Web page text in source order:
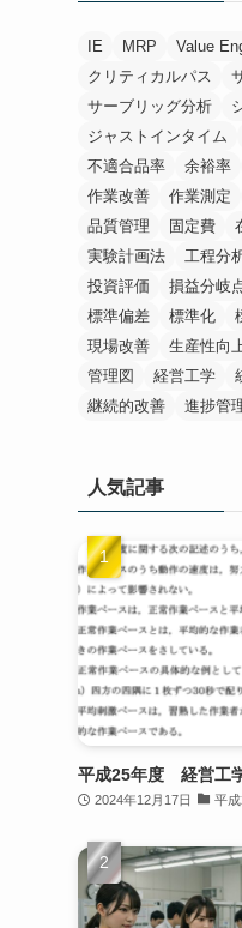
IE MRP Value
クリティカルパス
サーブリッグ分析
ジャストインタイム
不適合品率
余裕率
作業改善
作業測定
品質管理
固定費
実験計画法
工程分
投資評価
損益分岐
標準偏差
標準化
現場改善
生産性向
管理図
経営工学
継続的改善
進捗管
人気記事
平成25年度 経営
2024年12月17日 平